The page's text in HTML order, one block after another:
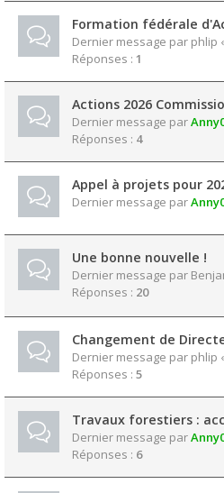
Formation fédérale
Dernier message par phlip
Réponses : 1
Actions 2026
Dernier message par
Réponses : 4
Appel à projets pour
Dernier message par
Une bonne nouvelle !
Dernier message par
Réponses : 20
Changement de
Dernier message par phlip
Réponses : 5
Travaux forestiers :
Dernier message par
Réponses : 6